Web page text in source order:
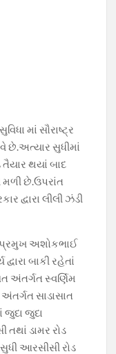
માં સૌરાષ્ટ્ર
છે.અત્યાર સુધીમાં
તૈયાર થયાં બાદ
મળી છે.ઉપરાંત
દ્વારા લીલી ઝંડી
પ્રમુખ અશોકભાઈ
બાકી રહેતાં
અંતર્ગત સ્વર્ણિમ
સાડાસાત
જુદા જુદા
તથાં ડામર રોડ
આરસીસી રોડ